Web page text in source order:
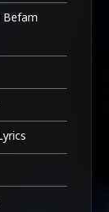
Befam